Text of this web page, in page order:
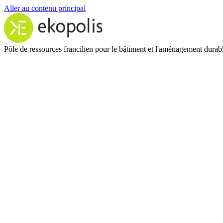
Aller au contenu principal
Pôle de ressources francilien pour le bâtiment et l'aménagement